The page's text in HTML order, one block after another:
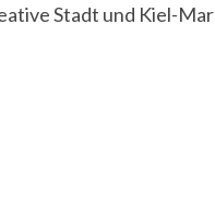
Stadt und Kiel-